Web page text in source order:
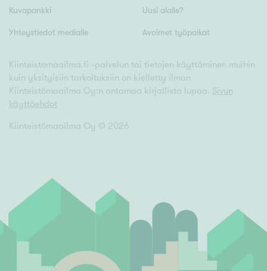
Kuvapankki
Yhteystiedot medialle
Uusi alalle?
Avoimet työpaikat
Kiinteistomaailma.fi -palvelun tai tietojen käyttäminen muihin
kuin yksityisiin tarkoituksiin on kielletty ilman
Kiinteistömaailma Oy:n antamaa kirjallista lupaa. Sivun
käyttöehdot
Kiinteistömaailma Oy © 2026